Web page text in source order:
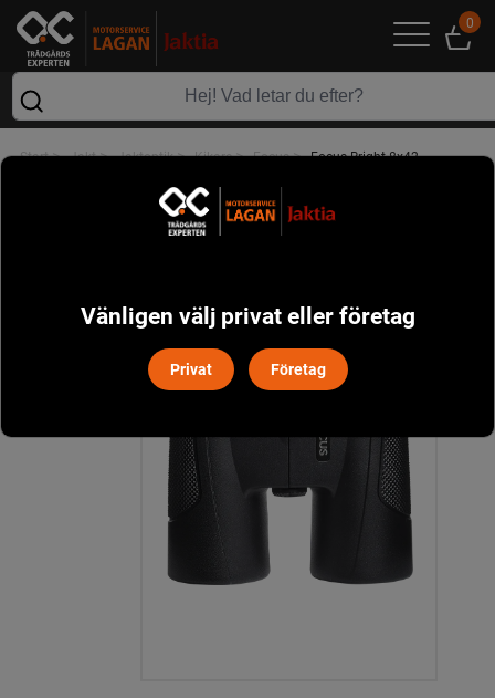
0
Start> Jakt> Jaktoptik> Kikare> Focus> Focus Bright 8x42
Vänligen välj privat eller företag
Privat Företag